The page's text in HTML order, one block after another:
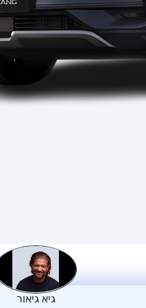
גיא גיאור